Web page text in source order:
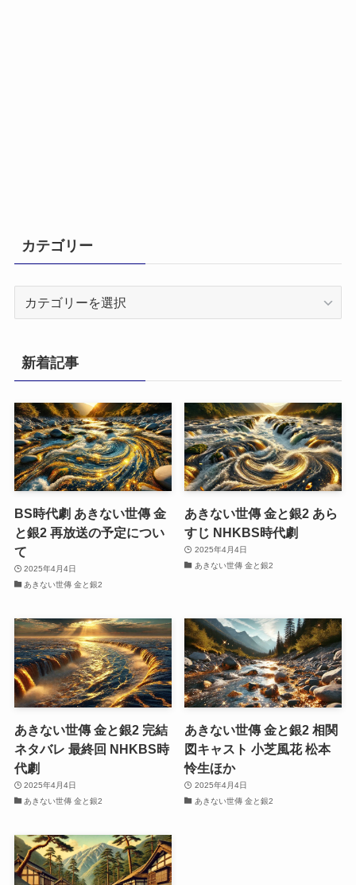
カテゴリー
リ
ー
新着記事
BS時代劇 あきない世傳 金
と銀2 再放送の予定につい
て
2025年4月4日
あきない世傳 金と銀2
あきない世傳 金と銀2 あら
すじ NHKBS時代劇
2025年4月4日
あきない世傳 金と銀2
あきない世傳 金と銀2 完結
ネタバレ 最終回 NHKBS時
代劇
2025年4月4日
あきない世傳 金と銀2
あきない世傳 金と銀2 相関
図キャスト 小芝風花 松本
怜生ほか
2025年4月4日
あきない世傳 金と銀2